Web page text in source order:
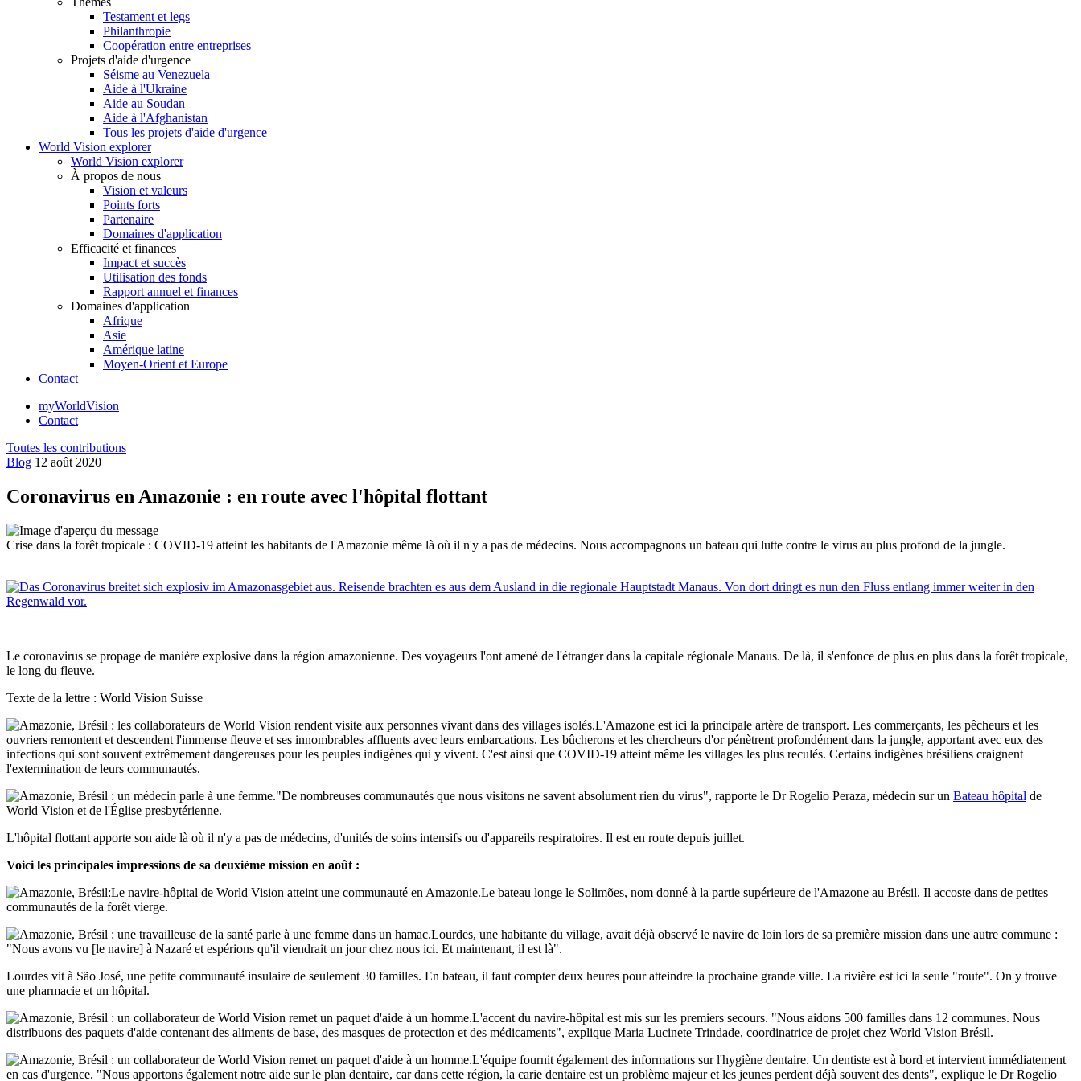
Testament et legs
Philanthropie
Coopération entre entreprises
Projets d'aide d'urgence
Séisme au Venezuela
Aide à l'Ukraine
Aide au Soudan
Aide à l'Afghanistan
Tous les projets d'aide d'urgence
World Vision explorer
World Vision explorer
À propos de nous
Vision et valeurs
Points forts
Partenaire
Domaines d'application
Efficacité et finances
Impact et succès
Utilisation des fonds
Rapport annuel et finances
Domaines d'application
Afrique
Asie
Amérique latine
Moyen-Orient et Europe
Contact
myWorldVision
Contact
Toutes les contributions
Blog 12 août 2020
Coronavirus en Amazonie : en route avec l'hôpital flottant
Crise dans la forêt tropicale : COVID-19 atteint les habitants de l'Amazonie même là où il n'y a pas de médecins. Nous accompagnons un bateau qui lutte contre le virus au plus profond de la jungle.
Le coronavirus se propage de manière explosive dans la région amazonienne. Des voyageurs l'ont amené de l'étranger dans la capitale régionale Manaus. De là, il s'enfonce de plus en plus dans la forêt tropicale,
le long du fleuve.
Texte de la lettre : World Vision Suisse
L'Amazone est ici la principale artère de transport. Les commerçants, les pêcheurs et les
ouvriers remontent et descendent l'immense fleuve et ses innombrables affluents avec leurs embarcations. Les bûcherons et les chercheurs d'or pénètrent profondément dans la jungle, apportant avec eux des
infections qui sont souvent extrêmement dangereuses pour les peuples indigènes qui y vivent. C'est ainsi que COVID-19 atteint même les villages les plus reculés. Certains indigènes brésiliens craignent
l'extermination de leurs communautés.
"De nombreuses communautés que nous visitons ne savent absolument rien du virus", rapporte le Dr Rogelio Peraza, médecin sur un Bateau hôpital de
World Vision et de l'Église presbytérienne.
L'hôpital flottant apporte son aide là où il n'y a pas de médecins, d'unités de soins intensifs ou d'appareils respiratoires. Il est en route depuis juillet.
Voici les principales impressions de sa deuxième mission en août :
Le bateau longe le Solimões, nom donné à la partie supérieure de l'Amazone au Brésil. Il accoste dans de petites
communautés de la forêt vierge.
Lourdes, une habitante du village, avait déjà observé le navire de loin lors de sa première mission dans une autre commune :
"Nous avons vu [le navire] à Nazaré et espérions qu'il viendrait un jour chez nous ici. Et maintenant, il est là".
Lourdes vit à São José, une petite communauté insulaire de seulement 30 familles. En bateau, il faut compter deux heures pour atteindre la prochaine grande ville. La rivière est ici la seule "route". On y trouve
une pharmacie et un hôpital.
L'accent du navire-hôpital est mis sur les premiers secours. "Nous aidons 500 familles dans 12 communes. Nous
distribuons des paquets d'aide contenant des aliments de base, des masques de protection et des médicaments", explique Maria Lucinete Trindade, coordinatrice de projet chez World Vision Brésil.
L'équipe fournit également des informations sur l'hygiène dentaire. Un dentiste est à bord et intervient immédiatement
en cas d'urgence. "Nous apportons également notre aide sur le plan dentaire, car dans cette région, la carie dentaire est un problème majeur et les jeunes perdent déjà souvent des dents", explique le Dr Rogelio